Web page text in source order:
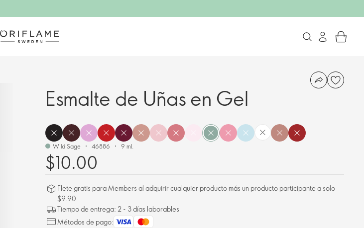
Esmalte de Uñas en Gel
Wild Sage 46886 9 ml.
$10.00
Flete gratis para Members al adquirir cualquier producto más un producto participante a solo
$9.90
Tiempo de entrega: 2 - 3 días laborables
Métodos de pago: